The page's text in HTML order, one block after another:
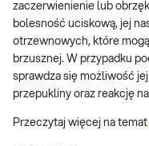
zaczerwienienie lub
bolesność uciskową, jej
otrzewnowych, które
brzusznej. W przypadku
sprawdza się możliwość
przepukliny oraz reakcję
Przeczytaj więcej na temat